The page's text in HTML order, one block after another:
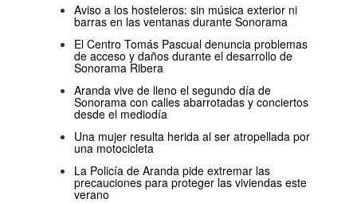
Aviso a los hosteleros: sin música exterior ni
barras en las ventanas durante Sonorama
El Centro Tomás Pascual denuncia problemas
de acceso y daños durante el desarrollo de
Sonorama Ribera
Aranda vive de lleno el segundo día de
Sonorama con calles abarrotadas y conciertos
desde el mediodía
Una mujer resulta herida al ser atropellada por
una motocicleta
La Policía de Aranda pide extremar las
precauciones para proteger las viviendas este
verano